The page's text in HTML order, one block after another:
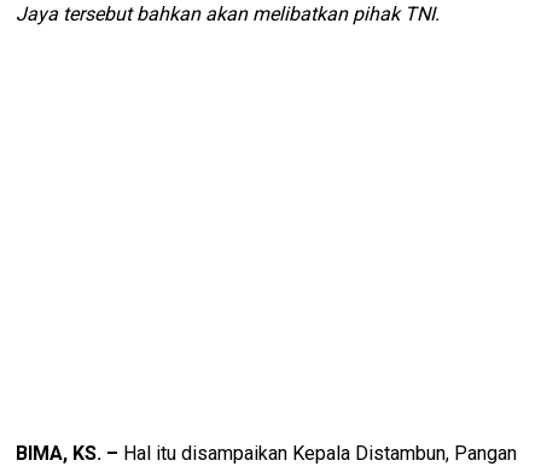
Jaya tersebut bahkan akan melibatkan pihak TNI.
BIMA, KS. – Hal itu disampaikan Kepala Distambun, Pangan